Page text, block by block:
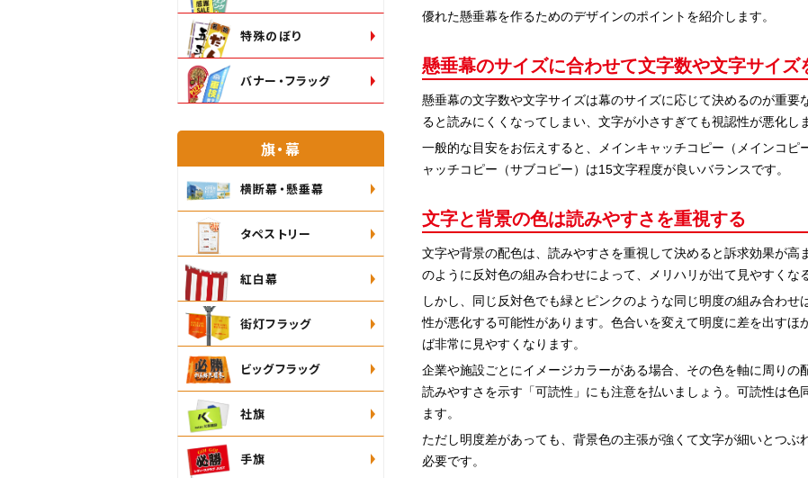
優れた懸垂幕を作るためのデザインのポイントを紹介します。
懸垂幕のサイズに合わせて文字数や文字サイズ
懸垂幕の文字数や文字サイズは幕のサイズに応じて決めるのが重要
ると読みにくくなってしまい、文字が小さすぎても視認性が悪化し
一般的な目安をお伝えすると、メインキャッチコピー（メインコピ
ャッチコピー（サブコピー）は15文字程度が良いバランスです。
文字と背景の色は読みやすさを重視する
文字や背景の配色は、読みやすさを重視して決めると訴求効果が高
のように反対色の組み合わせによって、メリハリが出て見やすくな
しかし、同じ反対色でも緑とピンクのような同じ明度の組み合わ
性が悪化する可能性があります。色合いを変えて明度に差を出すほ
ば非常に見やすくなります。
企業や施設ごとにイメージカラーがある場合、その色を軸に周りの
読みやすさを示す「可読性」にも注意を払いましょう。可読性は色
ます。
ただし明度差があっても、背景色の主張が強くて文字が細いとつぶ
必要です。
特殊のぼり
バナー・フラッグ
旗・幕
横断幕・懸垂幕
タペストリー
紅白幕
街灯フラッグ
ビッグフラッグ
社旗
手旗